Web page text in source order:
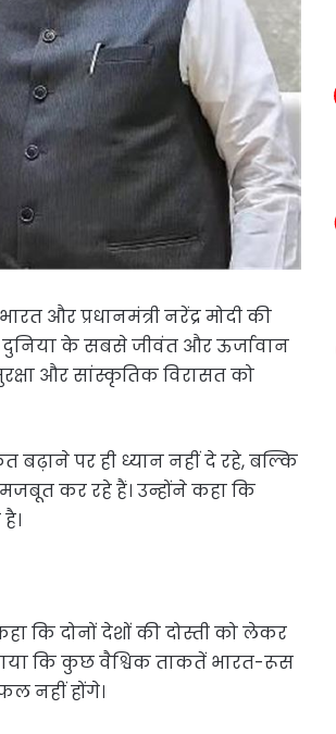
और प्रधानमंत्री नरेंद्र मोदी की
दुनिया के सबसे जीवंत और ऊर्जावान
और सांस्कृतिक विरासत को
बढ़ाने पर ही ध्यान नहीं दे रहे, बल्कि
कर रहे हैं। उन्होंने कहा कि
कि दोनों देशों की दोस्ती को लेकर
कि कुछ वैश्विक ताकतें भारत-रूस
नहीं होंगे।